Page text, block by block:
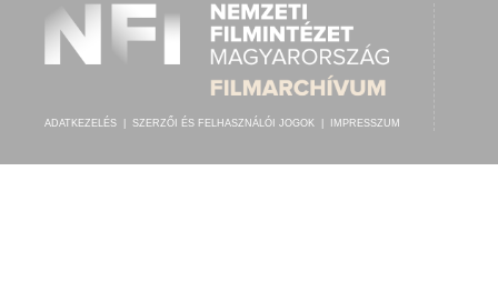
ELŐADÓ: ISMERETLEN ZENEKAR,ISMERETLEN FÜTTYMŰVÉSZ
ADATKEZELÉS SZERZŐI ÉS FELHASZNÁLÓI JOGOK IMPRESSZUM